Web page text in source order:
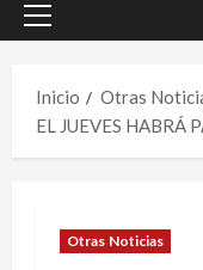
Menú
Inicio
Otras
EL JUEVES HABRÁ
Otras Noticias